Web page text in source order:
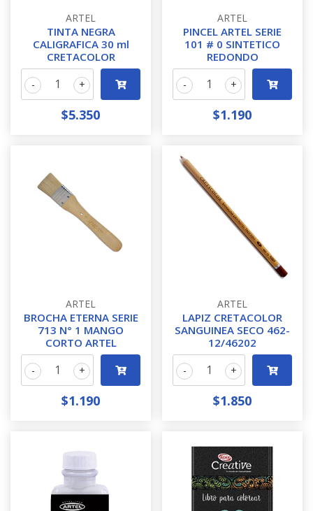
ARTEL
TINTA NEGRA
CALIGRAFICA 30 ml
CRETACOLOR
+
-
$5.350
ARTEL
PINCEL ARTEL SERIE
101 # 0 SINTETICO
REDONDO
+
-
$1.190
ARTEL
BROCHA ETERNA SERIE
713 N° 1 MANGO
CORTO ARTEL
+
-
$1.190
ARTEL
LAPIZ CRETACOLOR
SANGUINEA SECO 462-
12/46202
+
-
$1.850